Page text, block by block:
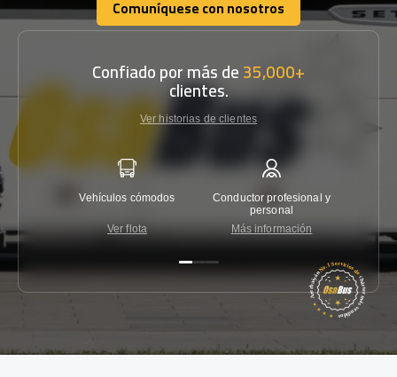
Comuníquese con nosotros
Comuníquese con nosotros
Confiado por más de35,000+
clientes.
Ver historias de clientes
Vehículos cómodos
Ver flota
Conductor profesional y
personal
Más información